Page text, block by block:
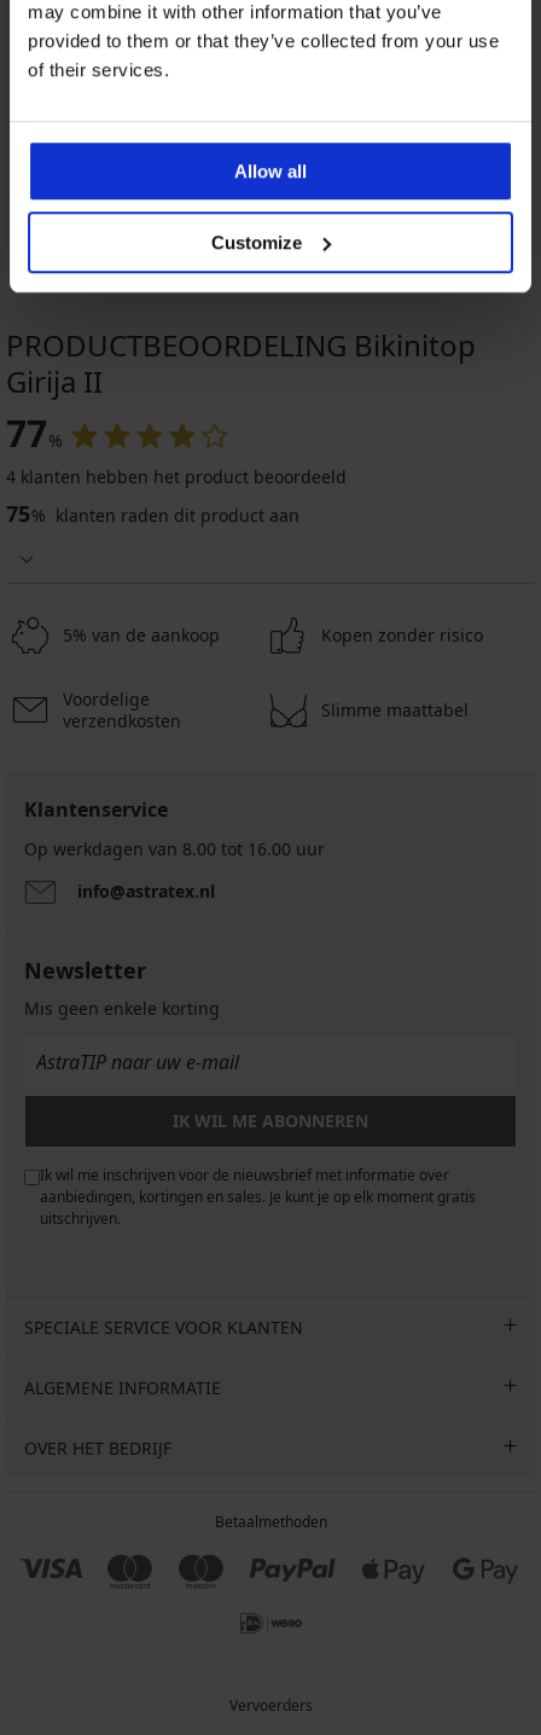
may combine it with other information that you’ve
provided to them or that they’ve collected from your use
of their services.
Allow all
Customize
PRODUCTBEOORDELING Bikinitop
Girija II
77%
4 klanten hebben het product beoordeeld
75% klanten raden dit product aan
5% van de aankoop Kopen zonder risico
Voordelige
verzendkosten
Slimme maattabel
Klantenservice
Op werkdagen van 8.00 tot 16.00 uur
info@astratex.nl
Newsletter
Mis geen enkele korting
IK WIL ME ABONNEREN
Ik wil me inschrijven voor de nieuwsbrief met informatie over
aanbiedingen, kortingen en sales. Je kunt je op elk moment gratis
uitschrijven.
SPECIALE SERVICE VOOR KLANTEN
ALGEMENE INFORMATIE
OVER HET BEDRIJF
Betaalmethoden
Vervoerders